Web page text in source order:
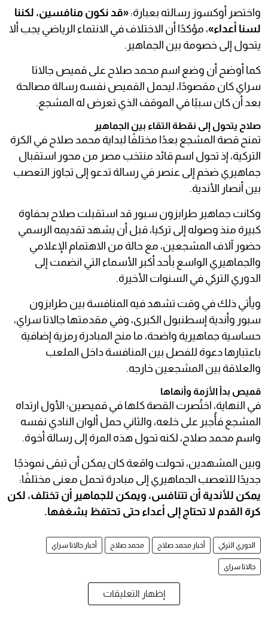
واختصر أوكسوز رسالته بعبارة: «قد نكون منافسين، لكننا
لسنا أعداء»، مؤكدًا أن الاختلاف في الانتماء الرياضي يجب ألا
يتحول إلى خصومة بين الجماهير.
كما أوضح أن وضع اسم محمد صلاح على قميص جالاتا
سراي كان مقصودًا، ليحمل القميص نفسه رسالة مصالحة
بعد أن كان سببًا في الموقف الذي تعرض له المشجع.
صلاح يتحول إلى نقطة التقاء بين الجماهير
تمنح قصة المشجع بعدًا مختلفًا لبداية محمد صلاح في الكرة
التركية، إذ تحول اسم قائد منتخب مصر من محور استقبال
جماهيري ضخم إلى عنصر في رسالة تدعو إلى تجاوز التعصب
بين أنصار الأندية.
وكانت جماهير طرابزون سبور قد استقبلت صلاح بحفاوة
كبيرة منذ وصوله إلى تركيا، قبل أن يشهد تقديمه الرسمي
حضور آلاف المشجعين، مع حالة من الاهتمام الإعلامي
والجماهيري الواسع بأحد أكبر الأسماء التي انضمت إلى
الدوري التركي في السنوات الأخيرة.
ويأتي ذلك في وقت تشهد فيه المنافسة بين طرابزون
سبور وأندية إسطنبول الكبرى، وفي مقدمتها جالاتا سراي،
حساسية جماهيرية واضحة، ما منح المبادرة رمزية إضافية
باعتبارها دعوة للفصل بين المنافسة داخل الملعب
والعلاقة بين المشجعين خارجه.
قميص بدأ الأزمة وأنهاها
في النهاية، اختُصرت القصة كلها في قميصين؛ الأول ارتداه
المشجع فأُجبر على خلعه، والثاني حمل ألوان النادي نفسه
واسم محمد صلاح، لكنه تحول هذه المرة إلى رسالة أخوة.
وبين المشهدين، تحولت واقعة كان يمكن أن تبقى نموذجًا
جديدًا للتعصب الجماهيري إلى مبادرة تحمل معنى مختلفًا:
يمكن للأندية أن تتنافس، ويمكن للجماهير أن تختلف، لكن
كرة القدم لا تحتاج إلى أعداء حتى تحتفظ بشغفها.
الدوري التركي أخبار محمد صلاح محمد صلاح أخبار جالاتا سراي
جالاتا سراي
إظهار التعليقات